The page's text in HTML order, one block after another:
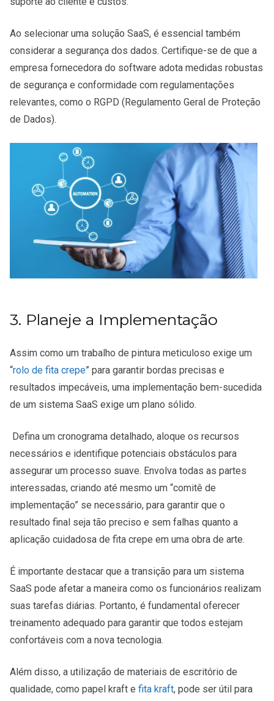
Ao selecionar uma solução SaaS, é essencial também
considerar a segurança dos dados. Certifique-se de que a
empresa fornecedora do software adota medidas robustas
de segurança e conformidade com regulamentações
relevantes, como o RGPD (Regulamento Geral de Proteção
de Dados).
3. Planeje a Implementação
Assim como um trabalho de pintura meticuloso exige um
“rolo de fita crepe” para garantir bordas precisas e
resultados impecáveis, uma implementação bem-sucedida
de um sistema SaaS exige um plano sólido.
Defina um cronograma detalhado, aloque os recursos
necessários e identifique potenciais obstáculos para
assegurar um processo suave. Envolva todas as partes
interessadas, criando até mesmo um “comitê de
implementação” se necessário, para garantir que o
resultado final seja tão preciso e sem falhas quanto a
aplicação cuidadosa de fita crepe em uma obra de arte.
É importante destacar que a transição para um sistema
SaaS pode afetar a maneira como os funcionários realizam
suas tarefas diárias. Portanto, é fundamental oferecer
treinamento adequado para garantir que todos estejam
confortáveis com a nova tecnologia.
Além disso, a utilização de materiais de escritório de
qualidade, como papel kraft e fita kraft, pode ser útil para